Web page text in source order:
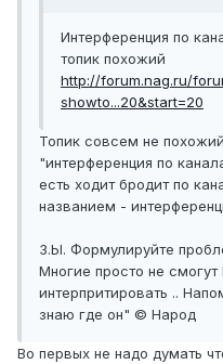
Интерференция по
топик похожий
http://forum.nag.ru/
showto...20&start=20
Топик совсем не
"интерференция по
есть ходит бродит по
названием -
З.Ы. Формулируйте
Многие просто не смогут
интерпритировать ..
знаю где он" © Народ
Во первых не надо думать